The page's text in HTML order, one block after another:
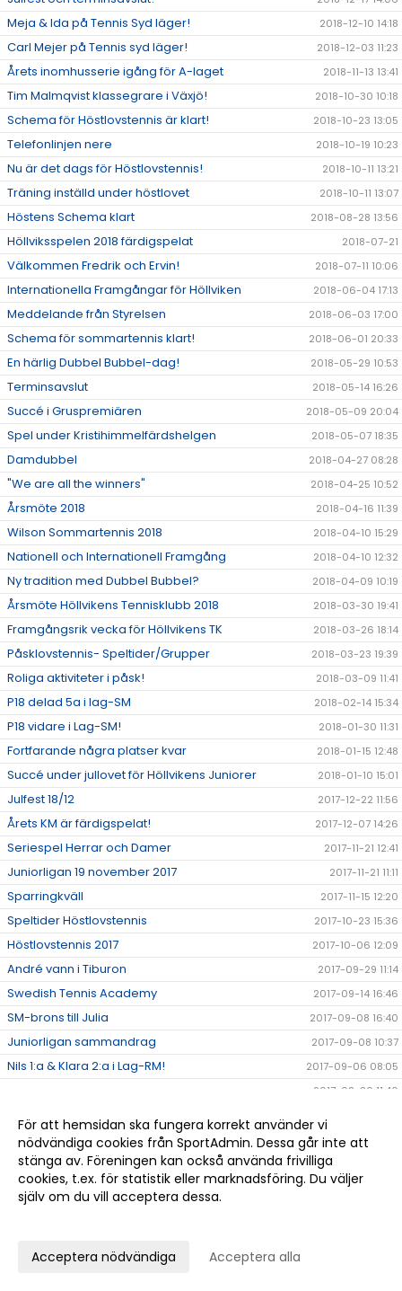
Meja & Ida på Tennis Syd läger! 2018-12-10 14:18
Carl Mejer på Tennis syd läger! 2018-12-03 11:23
Årets inomhusserie igång för A-laget 2018-11-13 13:41
Tim Malmqvist klassegrare i Växjö! 2018-10-30 10:18
Schema för Höstlovstennis är klart! 2018-10-23 13:05
Telefonlinjen nere 2018-10-19 10:23
Nu är det dags för Höstlovstennis! 2018-10-11 13:21
Träning inställd under höstlovet 2018-10-11 13:07
Höstens Schema klart 2018-08-28 13:56
Höllviksspelen 2018 färdigspelat 2018-07-21
Välkommen Fredrik och Ervin! 2018-07-11 10:06
Internationella Framgångar för Höllviken 2018-06-04 17:13
Meddelande från Styrelsen 2018-06-03 17:00
Schema för sommartennis klart! 2018-06-01 20:33
En härlig Dubbel Bubbel-dag! 2018-05-29 10:53
Terminsavslut 2018-05-14 16:26
Succé i Gruspremiären 2018-05-09 20:04
Spel under Kristihimmelfärdshelgen 2018-05-07 18:35
Damdubbel 2018-04-27 08:28
"We are all the winners" 2018-04-25 10:52
Årsmöte 2018 2018-04-16 11:39
Wilson Sommartennis 2018 2018-04-10 15:29
Nationell och Internationell Framgång 2018-04-10 12:32
Ny tradition med Dubbel Bubbel? 2018-04-09 10:19
Årsmöte Höllvikens Tennisklubb 2018 2018-03-30 19:41
Framgångsrik vecka för Höllvikens TK 2018-03-26 18:14
Påsklovstennis- Speltider/Grupper 2018-03-23 19:39
Roliga aktiviteter i påsk! 2018-03-09 11:41
P18 delad 5a i lag-SM 2018-02-14 15:34
P18 vidare i Lag-SM! 2018-01-30 11:31
Fortfarande några platser kvar 2018-01-15 12:48
Succé under jullovet för Höllvikens Juniorer 2018-01-10 15:01
Julfest 18/12 2017-12-22 11:56
Årets KM är färdigspelat! 2017-12-07 14:26
Seriespel Herrar och Damer 2017-11-21 12:41
Juniorligan 19 november 2017 2017-11-21 11:11
Sparringkväll 2017-11-15 12:20
Speltider Höstlovstennis 2017-10-23 15:36
Höstlovstennis 2017 2017-10-06 12:09
André vann i Tiburon 2017-09-29 11:14
Swedish Tennis Academy 2017-09-14 16:46
SM-brons till Julia 2017-09-08 16:40
Juniorligan sammandrag 2017-09-08 10:37
Nils 1:a & Klara 2:a i Lag-RM!
2017-09-06 08:05
2017-08-30 11:40
Blixtdubbel på lördag 2017-07-24 11:47
Höllviksspelen Färdigspelat 2017-07-03 17:59
Nya medarbetare till Hösten! 2017-06-14 17:23
Klubbkläder!
För att hemsidan ska fungera korrekt använder vi
nödvändiga cookies från SportAdmin. Dessa går inte att
stänga av. Föreningen kan också använda frivilliga
cookies, t.ex. för statistik eller marknadsföring. Du väljer
själv om du vill acceptera dessa.
Acceptera nödvändiga Acceptera alla